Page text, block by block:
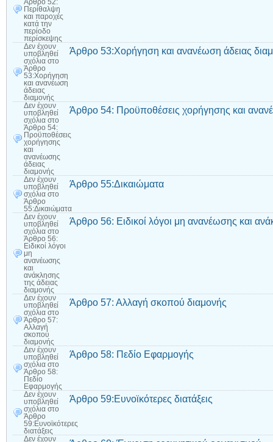
Άρθρο 52:
Περίθαλψη
και παροχές
κατά την
περίοδο
περίσκεψης
Δεν έχουν
υποβληθεί
σχόλια στο
Άρθρο
53:Χορήγηση
και ανανέωση
άδειας
διαμονής
Άρθρο 53:Χορήγηση και ανανέωση άδειας
Δεν έχουν
υποβληθεί
σχόλια στο
Άρθρο 54:
Προϋποθέσεις
χορήγησης
και
ανανέωσης
άδειας
διαμονής
Άρθρο 54: Προϋποθέσεις χορήγησης και
Δεν έχουν
υποβληθεί
σχόλια στο
Άρθρο
55:Δικαιώματα
Άρθρο 55:Δικαιώματα
Δεν έχουν
υποβληθεί
σχόλια στο
Άρθρο 56:
Ειδικοί λόγοι
μη
ανανέωσης
και
ανάκλησης
της άδειας
διαμονής
Άρθρο 56: Ειδικοί λόγοι μη ανανέωσης και
Δεν έχουν
υποβληθεί
σχόλια στο
Άρθρο 57:
Αλλαγή
σκοπού
διαμονής
Άρθρο 57: Αλλαγή σκοπού διαμονής
Δεν έχουν
υποβληθεί
σχόλια στο
Άρθρο 58:
Πεδίο
Εφαρμογής
Άρθρο 58: Πεδίο Εφαρμογής
Δεν έχουν
υποβληθεί
σχόλια στο
Άρθρο
59:Ευνοϊκότερες
διατάξεις
Άρθρο 59:Ευνοϊκότερες διατάξεις
Δεν έχουν